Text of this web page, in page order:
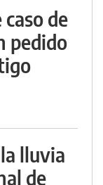
de
pedido
lluvia
de